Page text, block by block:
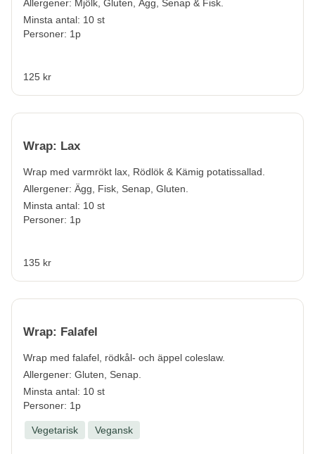
Allergener: Mjölk, Gluten, Ägg, Senap & Fisk.
Minsta antal: 10 st
Personer: 1p
125 kr
Wrap: Lax
Wrap med varmrökt lax, Rödlök & Kämig potatissallad.
Allergener: Ägg, Fisk, Senap, Gluten.
Minsta antal: 10 st
Personer: 1p
135 kr
Wrap: Falafel
Wrap med falafel, rödkål- och äppel coleslaw.
Allergener: Gluten, Senap.
Minsta antal: 10 st
Personer: 1p
Vegetarisk Vegansk